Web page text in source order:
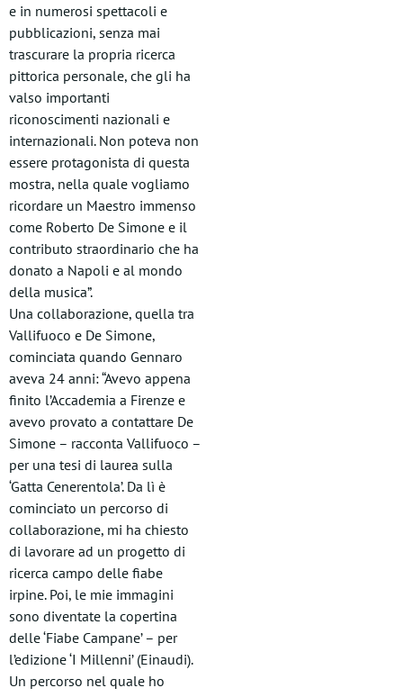
e in numerosi spettacoli e
pubblicazioni, senza mai
trascurare la propria ricerca
pittorica personale, che gli ha
valso importanti
riconoscimenti nazionali e
internazionali. Non poteva non
essere protagonista di questa
mostra, nella quale vogliamo
ricordare un Maestro immenso
come Roberto De Simone e il
contributo straordinario che ha
donato a Napoli e al mondo
della musica”.
Una collaborazione, quella tra
Vallifuoco e De Simone,
cominciata quando Gennaro
aveva 24 anni: “Avevo appena
finito l’Accademia a Firenze e
avevo provato a contattare De
Simone – racconta Vallifuoco –
per una tesi di laurea sulla
‘Gatta Cenerentola’. Da lì è
cominciato un percorso di
collaborazione, mi ha chiesto
di lavorare ad un progetto di
ricerca campo delle fiabe
irpine. Poi, le mie immagini
sono diventate la copertina
delle ‘Fiabe Campane’ – per
l’edizione ‘I Millenni’ (Einaudi).
Un percorso nel quale ho